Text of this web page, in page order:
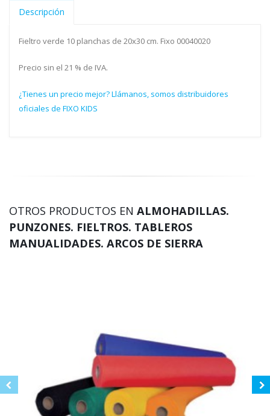
Descripción
Fieltro verde 10 planchas de 20x30 cm. Fixo 00040020
Precio sin el 21 % de IVA.
¿Tienes un precio mejor? Llámanos, somos distribuidores
oficiales de FIXO KIDS
OTROS PRODUCTOS EN ALMOHADILLAS.
PUNZONES. FIELTROS. TABLEROS
MANUALIDADES. ARCOS DE SIERRA